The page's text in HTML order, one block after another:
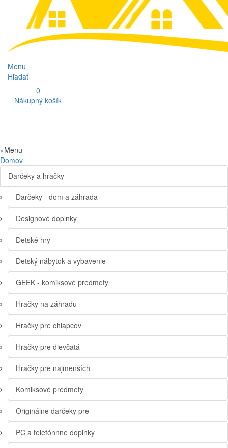
Menu
Hľadať
0
Nákupný košík
×Menu
Domov
Darčeky a hračky
Darčeky - dom a záhrada
Designové doplnky
Detské hry
Detský nábytok a vybavenie
GEEK - komiksové predmety
Hračky na záhradu
Hračky pre chlapcov
Hračky pre dievčatá
Hračky pre najmenších
Komiksové predmety
Originálne darčeky pre
PC a telefónnne doplnky